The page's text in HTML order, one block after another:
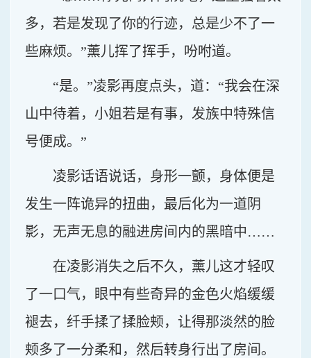
多，若是发现了你的行迹，总是少不了一
些麻烦。”薰儿挥了挥手，吩咐道。
“是。”凌影再度点头，道：“我会在深
山中待着，小姐若是有事，发族中特殊信
号便成。”
凌影话语说话，身形一颤，身体便是
发生一阵诡异的扭曲，最后化为一道阴
影，无声无息的融进房间内的黑暗中……
在凌影消失之后不久，薰儿这才轻叹
了一口气，眼中有些奇异的金色火焰缓缓
褪去，纤手揉了揉脸颊，让得那淡然的脸
颊多了一分柔和，然后转身行出了房间。